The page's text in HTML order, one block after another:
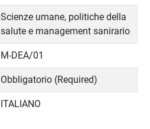
Scienze umane, politiche della
salute e management sanirario
M-DEA/01
Obbligatorio (Required)
ITALIANO